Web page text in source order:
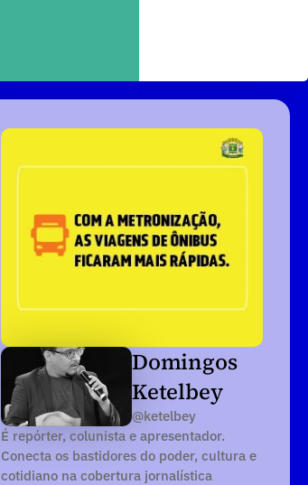
Domingos
Ketelbey
@ketelbey
É repórter, colunista e apresentador.
Conecta os bastidores do poder, cultura e
cotidiano na cobertura jornalística